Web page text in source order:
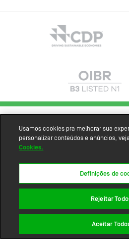
Usamos cookies pra melhorar sua
personalizar conteúdos e anúncios,
Cookies.
Definições de
Rejeitar
Aceitar